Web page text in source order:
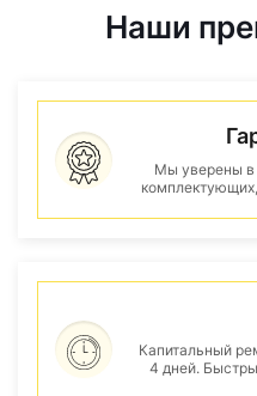
Наши
Мы уверены в
Капитальный
4 дней.